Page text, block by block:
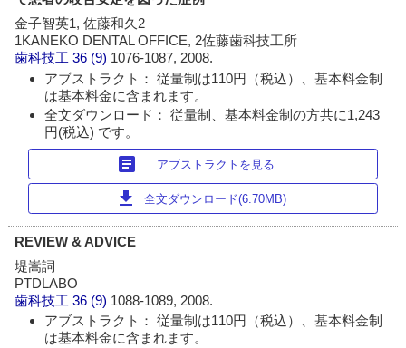
金子智英1, 佐藤和久2
1KANEKO DENTAL OFFICE, 2佐藤歯科技工所
歯科技工 36 (9) 1076-1087, 2008.
アブストラクト： 従量制は110円（税込）、基本料金制
は基本料金に含まれます。
全文ダウンロード： 従量制、基本料金制の方共に1,243
円(税込) です。
article アブストラクトを見る
download 全文ダウンロード(6.70MB)
REVIEW & ADVICE
堤嵩詞
PTDLABO
歯科技工 36 (9) 1088-1089, 2008.
アブストラクト： 従量制は110円（税込）、基本料金制
は基本料金に含まれます。